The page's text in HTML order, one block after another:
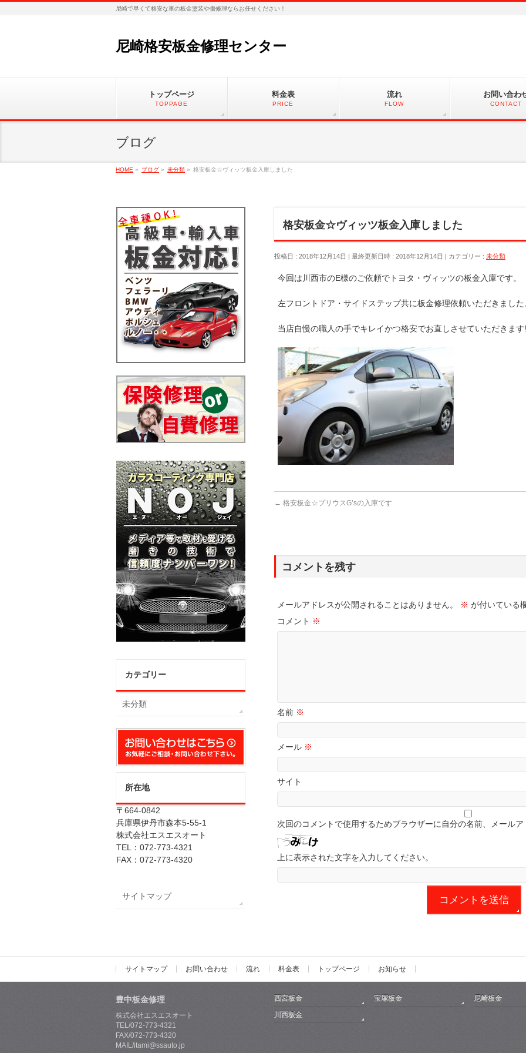
尼崎で早くて格安な車の板金塗装や傷修理ならお任せください！
尼崎格安板金修理センター
トップページ
TOPPAGE
料金表
PRICE
流れ
FLOW
お問い合わ
CONTACT
ブログ
HOME » ブログ » 未分類 » 格安板金☆ヴィッツ板金入庫しました
格安板金☆ヴィッツ板金入庫しました
投稿日 : 2018年12月14日 最終更新日時 : 2018年12月14日 カテゴリー : 未分類
今回は川西市のE様のご依頼でトヨタ・ヴィッツの板金入庫です。
左フロントドア・サイドステップ共に板金修理依頼いただきました
当店自慢の職人の手でキレイかつ格安でお直しさせていただきま
← 格安板金☆プリウスG’sの入庫です
コメントを残す
メールアドレスが公開されることはありません。 ※ が付いている
コメント ※
名前 ※
メール ※
サイト
次回のコメントで使用するためブラウザーに自分の名前、メールア
上に表示された文字を入力してください。
カテゴリー
未分類
所在地
〒664-0842
兵庫県伊丹市森本5-55-1
株式会社エスエスオート
TEL：072-773-4321
FAX：072-773-4320
サイトマップ
サイトマップ お問い合わせ 流れ 料金表 トップページ お知らせ
豊中板金修理
株式会社エスエスオート
TEL/072-773-4321
FAX/072-773-4320
MAIL/itami@ssauto.jp
西宮板金 宝塚板金 尼崎板金
川西板金